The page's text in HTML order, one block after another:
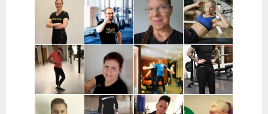
Jutta Selin |
Pirkanmaa
Ville Suur-
Inkeroinen |
Varsinais-
Suomi
Antti
Kjellman |
Oulu
Jenni
Siponen |
Lohja
Noora Karme |
Espoo ja
Helsinki
Leppänen |
Pirkanmaa
Eeva Beckford
| Espoo ja
Leppävaara
Heidi Ilomäki
| Sastamala
Laura Raisio |
Teija Augustin
Kari Timonen
Arttu Kurkela